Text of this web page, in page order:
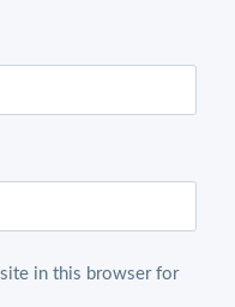
in this browser for